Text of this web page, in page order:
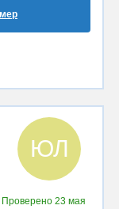
ЮЛ
Проверено 23 мая